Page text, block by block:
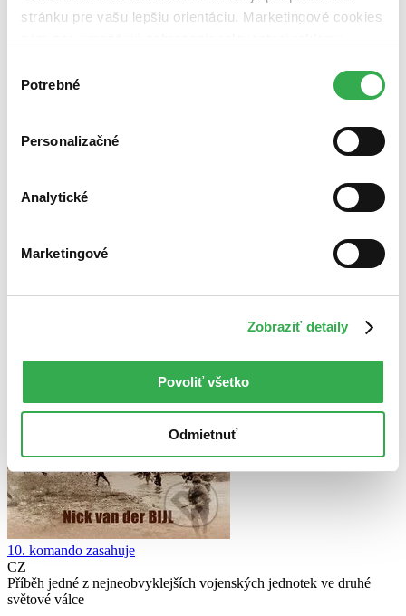
stránku pre vašu lepšiu orientáciu. Marketingové cookies
nám pomohlo, keby sme mohli používať všetky tieto
súhlasu
Potrebné
Personalizačné
Analytické
Marketingové
Zobraziť detaily
Povoliť všetko
Odmietnuť
Bestsellery
Novinky
Zrušiť filtre
dostupné
10. komando zasahuje
CZ
Příběh jedné z nejneobvyklejších vojenských jednotek ve druhé
světové válce